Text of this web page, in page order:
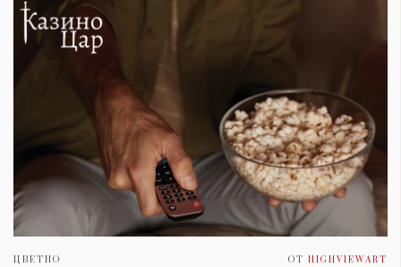
ЦВЕТНО ОТ HIGHVIEWART